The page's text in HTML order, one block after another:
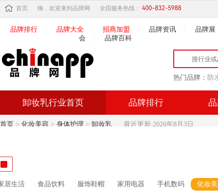
首页 嗨，欢迎来到品牌网 全国服务热线：
品牌排行 品牌大全 招商加盟 品牌资讯
品牌展
会
品牌百科
热门品牌： 防
卸妆乳行业首页 品牌排行
首页 > 化妆美容 > 身体护理 > 卸妆乳 最近更新:2026年8月3日
居生活 食品饮料 服饰鞋帽 家用电器 手机数码 化妆